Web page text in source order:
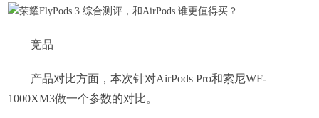
竞品
产品对比方面，本次针对AirPods Pro和索尼WF-
1000XM3做一个参数的对比。